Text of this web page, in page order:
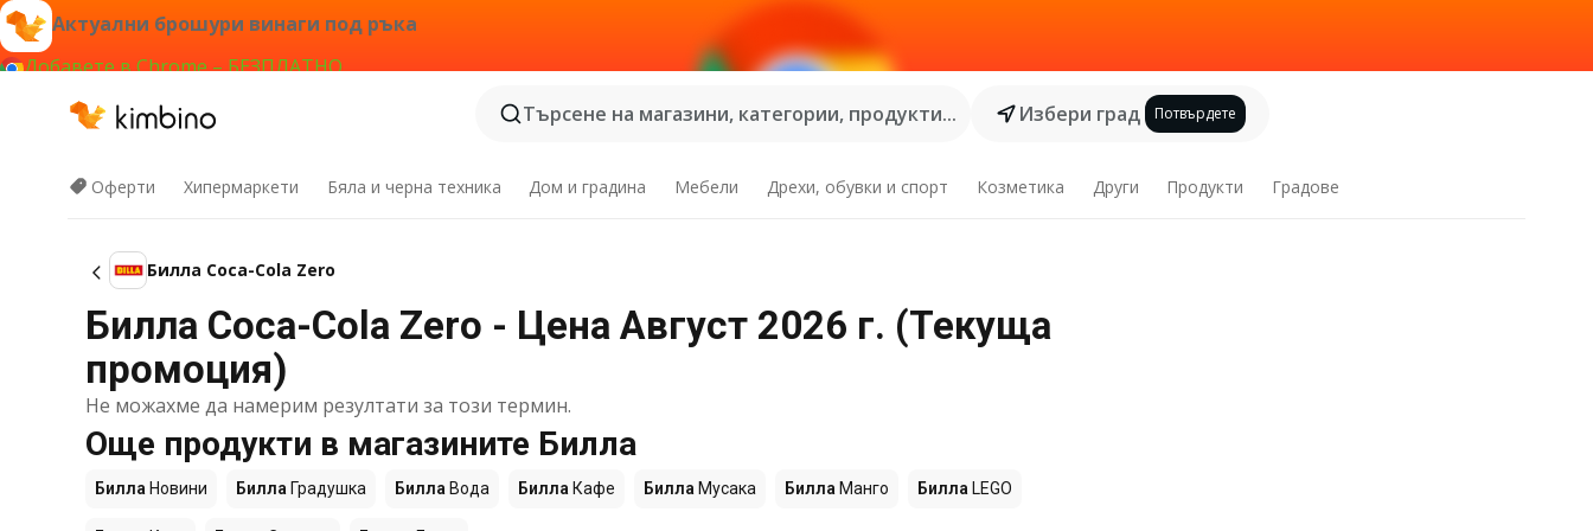
Актуални брошури винаги под ръка
Добавете в Chrome – БЕЗПЛАТНО
Търсене на магазини, категории, продукти...
Избери град Потвърдете
Оферти Хипермаркети Бяла и черна техника Дом и градина Мебели Дрехи, обувки и спорт Козметика Други Продукти Градове
Билла Coca-Cola Zero
Билла Coca-Cola Zero - Цена Август 2026 г. (Текуща
промоция)
Не можахме да намерим резултати за този термин.
Още продукти в магазините Билла
Билла Новини Билла Градушка Билла Вода Билла Кафе Билла Мусака Билла Манго Билла LEGO